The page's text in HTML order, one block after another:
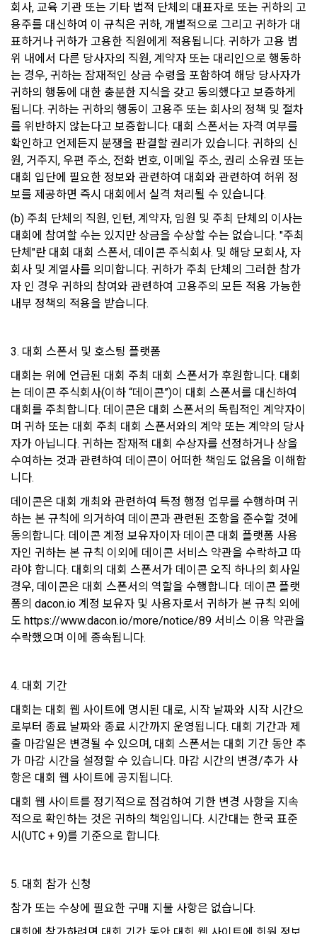
메일 인증 필요
[데이콘] 회원가입 인증메일
제 3 조 (효력의 발생 및 변경)
본 약관은 온라인을 통하여 “회원”에게 공시함으로써 효력을 발
생한다.
1. "회사"는 이 약관의 내용과 상호, 영업소 소재지, 대표자의 성
명, 사업자등록번호, 연락처 등을 "회원"이 알 수 있도록 초기 화
면에 게시하거나 기타의 방법으로 "회원"에게 공지해야 한다.
2. "회사"는 약관의규제등에관한법률, 전기통신기본법, 전기통
신사업법, 정보통신망이용촉진등에관한법률, 전자상거래 등에
서의 소비자보호에 관한 법률, 전자문서 및 전자거래기본법, 전
자금융거래법, 전자서명법, 소비자기본법, 개인정보보호법 등
관련법을 위배하지 않는 범위에서 이 약관을 개정할 수 있다.
“별도약관”)을 둘 수 있으며, 그 내용이 이 약관과 충돌하는 경우
“별도약관”이 우선하여 적용된다.
4. “회사”의 영업상 중요한 사유 또는 관계 법령에 의한 변경사
유가 있을 때, 약관을 변경할 수 있으며, 약관을 개정할 경우에는
적용일자 및 개정사유를 명시하여 현행 약관과 함께 “회사” 홈페
이지의 공지게시판에 그 적용일자 7일 이전부터 적용일자 전일
며, 정책 또한 개정될 시에는 적용일자와 개정사유를 명시하여
“회사” 홈페이지의 공지게시판에 그 적용일자 7일 이전부터 적
용일자 전일까지 공지한다.
6. "회원"은 변경된 약관에 대해 거부할 권리가 있다. "회원"은 변
경된 약관이 공지된 지 15일 이내에 거부의사를 표명할 수 있다.
"회원"이 거부하는 경우 본 서비스 제공자인 "회사"는 15일의 기
간을 정하여 "회원"에게 사전 통지 후 당해 "회원"과의 계약을 해
지할 수 있다. 만약, "회원"이 거부의사를 표시하지 않거나, 전항
에 따라 시행일 이후에 "서비스"를 이용하는 경우에는 동의한 것
으로 간주한다.
제 4 조 (약관의 해석)
1. 이 약관에서 규정하지 않은 사항에 관해서는 약관의규제등에
관한법률, 전기통신기본법, 전기통신사업법, 정보통신망이용촉
진등에관한법률, 전자상거래 등에서의 소비자보호에 관한 법률,
전자문서 및 전자거래기본법, 전자금융거래법, 전자서명법, 소
비자기본법 등의 관계법령에 따른다.
제 5 조 (이용계약의 성립)
1. "회원"이 이용신청(회원가입 신청) 작성 후에 "회사"가 웹 상
의 안내를 "회원"에게 통지함으로써 이용계약이 성립된다.
2. “회사”는 "회사"의 ‘데이콘 인재풀 등록’ 서비스를 이용하고자
하는 자가 본 약관과 개인정보취급방침을 읽고 이에 대하여 "동
의" 또는 "제출하기" 버튼을 누르는 경우 이를 서비스 이용에 대
한 신청으로 간주한다.
3. 제2항 신청에 있어 "회사"는 "회원"의 종류에 따라 전문기관을
4. 페이스북 등 외부서비스와의 연동을 통해 이용계약을 신청할
경우, 본 약관과 개인정보취급방침, 서비스 제공을 위해 “회
사”가 “회원”의 외부 서비스 계정 정보 접근 및 활용에 “동의” 또
는 “확인”버튼을 누르면 “회사”가 웹 상의 안내 및 전자메일로
방지와 비인가 사용방지
3) 서비스 개발 및 마케팅ㆍ광고 활용
맞춤 서비스 제공, 서비스 안내 및 이용권유, 서비스 개선 및 신
규 서비스 개발을 위한 통계 및 접속빈도 파악, 통계학적 특성에
따른 광고, 이벤트 정보 및 참여기회 제공
4) 고용 및 취업동향 파악을 위한 통계학적 분석, 서비스 고도화
를 위한 데이터 분석
가. 수집하는 개인정보의 항목
1) 회원가입 시 수집하는 항목
필수 항목 : 아이디, 비밀번호, 이름, 닉네임, 이메일
데이콘 내의 개별 서비스 이용, 상금 및 상품 지급 과정에서 해당
서비스의 이용자에 한해 추가 개인정보 수집이 발생할 수 있습
니다. 추가로 개인정보를 수집할 경우에는 해당 개인정보 수집
시점에서 이용자에게 ‘수집하는 개인정보 항목, 개인정보의 수
집 및 이용목적, 개인정보의 보관기간’에 대해 안내 드리고 동의
를 받습니다.
2) 데이콘 인재풀 등록 시 수집하는 항목
필수 항목: 이름, 이메일, 핸드폰 번호, 경력, 신입/경력 해당 사항
여부, 사용 가능한 프로그래밍 언어 및 사용 경험, 프로젝트 또는
대회 코드 링크1개, 구직 의향, 희망근무지역
선택 항목: 프로젝트 또는 대회 코드 링크(추가분), 기타 수상 경
력, 개인 운영 사이트 링크(GitHub, Linkedin 등) ,영상, ppt
3) 모바일 서비스 이용 시 수집되는 항목
모바일 서비스의 특성상 단말기 모델 정보가 수집될 수 있으나,
이는 개인을 식별할 수 없는 형태입니다.
4) 보상금 지급 시 수집하는 항목
필수항목: 본인 계좌정보(은행, 계좌번호), 주민등록번호(근거 :
소득세법)
5) 채용 합격 시, 기업의 요금 산정을 위한 수집 항목
6) 서비스 이용과정이나 사업처리 과정에서 자동 수집되는 항목
나. 개인정보 수집방법
회사, 교육 기관 또는 기타 법적 단체의 대표자로 또는 귀하의 고
용주를 대신하여 이 규칙은 귀하, 개별적으로 그리고 귀하가 대
표하거나 귀하가 고용한 직원에게 적용됩니다. 귀하가 고용 범
위 내에서 다른 당사자의 직원, 계약자 또는 대리인으로 행동하
는 경우, 귀하는 잠재적인 상금 수령을 포함하여 해당 당사자가
귀하의 행동에 대한 충분한 지식을 갖고 동의했다고 보증하게
됩니다. 귀하는 귀하의 행동이 고용주 또는 회사의 정책 및 절차
를 위반하지 않는다고 보증합니다. 대회 스폰서는 자격 여부를
확인하고 언제든지 분쟁을 판결할 권리가 있습니다. 귀하의 신
원, 거주지, 우편 주소, 전화 번호, 이메일 주소, 권리 소유권 또는
대회 입단에 필요한 정보와 관련하여 대회와 관련하여 허위 정
보를 제공하면 즉시 대회에서 실격 처리될 수 있습니다.
(b) 주최 단체의 직원, 인턴, 계약자, 임원 및 주최 단체의 이사는
대회에 참여할 수는 있지만 상금을 수상할 수는 없습니다. "주최
단체"란 대회 대회 스폰서, 데이콘 주식회사. 및 해당 모회사, 자
회사 및 계열사를 의미합니다. 귀하가 주최 단체의 그러한 참가
자 인 경우 귀하의 참여와 관련하여 고용주의 모든 적용 가능한
내부 정책의 적용을 받습니다.
3. 대회 스폰서 및 호스팅 플랫폼
대회는 위에 언급된 대회 주최 대회 스폰서가 후원합니다. 대회
는 데이콘 주식회사(이하 “데이콘”)이 대회 스폰서를 대신하여
대회를 주최합니다. 데이콘은 대회 스폰서의 독립적인 계약자이
며 귀하 또는 대회 주최 대회 스폰서와의 계약 또는 계약의 당사
자가 아닙니다. 귀하는 잠재적 대회 수상자를 선정하거나 상을
수여하는 것과 관련하여 데이콘이 어떠한 책임도 없음을 이해합
니다.
데이콘은 대회 개최와 관련하여 특정 행정 업무를 수행하며 귀
하는 본 규칙에 의거하여 데이콘과 관련된 조항을 준수할 것에
동의합니다. 데이콘 계정 보유자이자 데이콘 대회 플랫폼 사용
자인 귀하는 본 규칙 이외에 데이콘 서비스 약관을 수락하고 따
라야 합니다. 대회의 대회 스폰서가 데이콘 오직 하나의 회사일
경우, 데이콘은 대회 스폰서의 역할을 수행합니다. 데이콘 플랫
폼의 dacon.io 계정 보유자 및 사용자로서 귀하가 본 규칙 외에
도 https://www.dacon.io/more/notice/89 서비스 이용 약관을
수락했으며 이에 종속됩니다.
4. 대회 기간
대회는 대회 웹 사이트에 명시된 대로, 시작 날짜와 시작 시간으
로부터 종료 날짜와 종료 시간까지 운영됩니다. 대회 기간과 제
출 마감일은 변경될 수 있으며, 대회 스폰서는 대회 기간 동안 추
가 마감 시간을 설정할 수 있습니다. 마감 시간의 변경/추가 사
항은 대회 웹 사이트에 공지됩니다.
대회 웹 사이트를 정기적으로 점검하여 기한 변경 사항을 지속
적으로 확인하는 것은 귀하의 책임입니다. 시간대는 한국 표준
시(UTC + 9)를 기준으로 합니다.
5. 대회 참가 신청
참가 또는 수상에 필요한 구매 지불 사항은 없습니다.